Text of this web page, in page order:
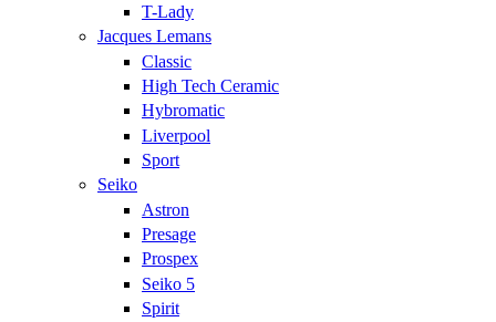
T-Lady
Jacques Lemans
Classic
High Tech Ceramic
Hybromatic
Liverpool
Sport
Seiko
Astron
Presage
Prospex
Seiko 5
Spirit